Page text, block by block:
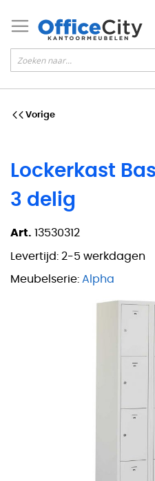
Lockerkast
3 delig
Art. 13530312
Levertijd: 2-5 werkdagen
Meubelserie: Alpha
Vorige